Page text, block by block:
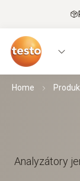
Home
Analyzátory